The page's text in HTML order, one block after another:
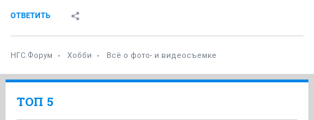
ОТВЕТИТЬ
НГС.Форум Хобби Всё о фото- и видеосъемке
ТОП 5